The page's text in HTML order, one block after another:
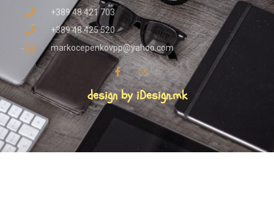
+389 48 421 703
+389 48 425 520
markocepenkovpp@yahoo.com
design by iDesign.mk